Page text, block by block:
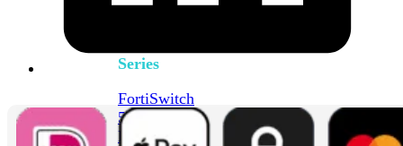
Series
FortiSwitch
548D-
FPOE